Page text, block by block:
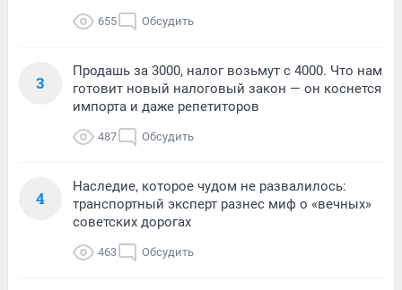
655 Обсудить
3
Продашь за 3000, налог возьмут с 4000. Что нам
готовит новый налоговый закон — он коснется
импорта и даже репетиторов
487 Обсудить
4
Наследие, которое чудом не развалилось:
транспортный эксперт разнес миф о «вечных»
советских дорогах
463 Обсудить